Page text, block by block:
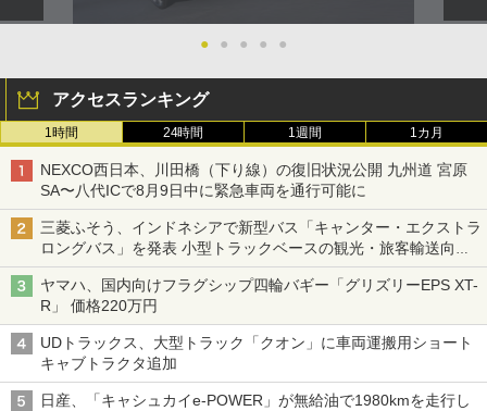
● ● ● ● ●
アクセスランキング
1時間 24時間 1週間 1カ月
NEXCO西日本、川田橋（下り線）の復旧状況公開 九州道 宮原
SA〜八代ICで8月9日中に緊急車両を通行可能に
三菱ふそう、インドネシアで新型バス「キャンター・エクストラ
ロングバス」を発表 小型トラックベースの観光・旅客輸送向け
バス
ヤマハ、国内向けフラグシップ四輪バギー「グリズリーEPS XT-
R」 価格220万円
UDトラックス、大型トラック「クオン」に車両運搬用ショート
キャブトラクタ追加
日産、「キャシュカイe-POWER」が無給油で1980kmを走行し